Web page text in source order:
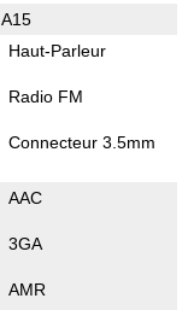
A15
Haut-Parleur
Radio FM
Connecteur 3.5mm
AAC
3GA
AMR